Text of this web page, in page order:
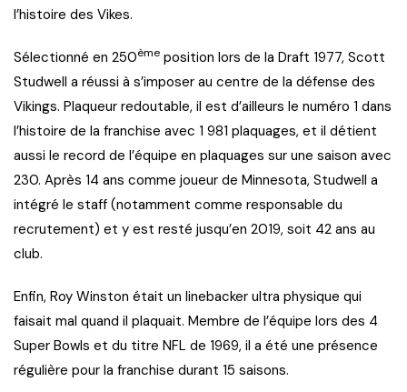
l’histoire des Vikes.
Sélectionné en 250ème position lors de la Draft 1977, Scott
Studwell a réussi à s’imposer au centre de la défense des
Vikings. Plaqueur redoutable, il est d’ailleurs le numéro 1 dans
l’histoire de la franchise avec 1 981 plaquages, et il détient
aussi le record de l’équipe en plaquages sur une saison avec
230. Après 14 ans comme joueur de Minnesota, Studwell a
intégré le staff (notamment comme responsable du
recrutement) et y est resté jusqu’en 2019, soit 42 ans au
club.
Enfin, Roy Winston était un linebacker ultra physique qui
faisait mal quand il plaquait. Membre de l’équipe lors des 4
Super Bowls et du titre NFL de 1969, il a été une présence
régulière pour la franchise durant 15 saisons.